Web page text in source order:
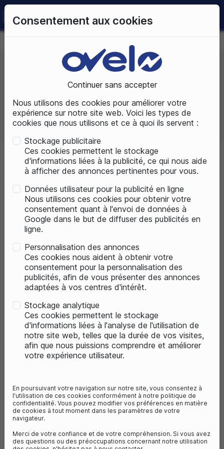
Consentement aux cookies
Continuer sans accepter
Nous utilisons des cookies pour améliorer votre
expérience sur notre site web. Voici les types de
cookies que nous utilisons et ce à quoi ils servent :
Stockage publicitaire
Ces cookies permettent le stockage
d'informations liées à la publicité, ce qui nous aide
à afficher des annonces pertinentes pour vous.
Données utilisateur pour la publicité en ligne
Nous utilisons ces cookies pour obtenir votre
consentement quant à l'envoi de données à
Google dans le but de diffuser des publicités en
ligne.
Personnalisation des annonces
Ces cookies nous aident à obtenir votre
consentement pour la personnalisation des
publicités, afin de vous présenter des annonces
adaptées à vos centres d'intérêt.
Stockage analytique
Ces cookies permettent le stockage
d'informations liées à l'analyse de l'utilisation de
notre site web, telles que la durée de vos visites,
afin que nous puissions comprendre et améliorer
votre expérience utilisateur.
En poursuivant votre navigation sur notre site, vous consentez à
l'utilisation de ces cookies conformément à notre politique de
confidentialité. Vous pouvez modifier vos préférences en matière
de cookies à tout moment dans les paramètres de votre
navigateur.
Merci de votre confiance et de votre compréhension. Si vous avez
des questions ou des préoccupations concernant notre utilisation
09 72 50 25 70 LUNDI AU SAMEDIDE 10H À 19H
Prix, croissant
Total produits : 6
Accueil Pièces détachées Accessoires vélos
Rétroviseur
2avis
14,90 €
2 avis
favorite_border
14,90 €